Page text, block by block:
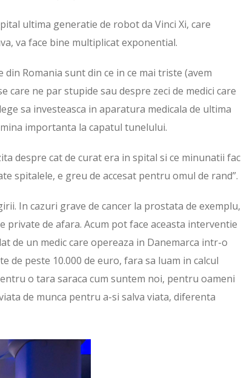
ultima generatie de robot da Vinci Xi, care
va face bine multiplicat exponential.
Romania sunt din ce in ce mai triste (avem
care ne par stupide sau despre zeci de medici care
sa investeasca in aparatura medicala de ultima
importanta la capatul tunelului.
despre cat de curat era in spital si ce minunatii fac
spitalele, e greu de accesat pentru omul de rand”.
In cazuri grave de cancer la prostata de exemplu,
de afara. Acum pot face aceasta interventie
de un medic care opereaza in Danemarca intr-o
de peste 10.000 de euro, fara sa luam in calcul
o tara saraca cum suntem noi, pentru oameni
de munca pentru a-si salva viata, diferenta